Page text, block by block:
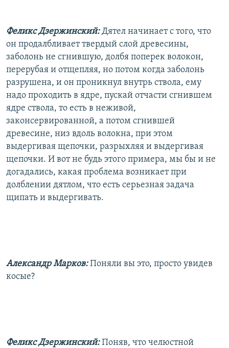
Феликс Дзержинский:Дятел начинает с того, что
он продалбливает твердый слой древесины,
заболонь не сгнившую, долбя поперек волокон,
перерубая и отщепляя, но потом когда заболонь
разрушена, и он проникнул внутрь ствола, ему
надо проходить в ядре, пускай отчасти сгнившем
ядре ствола, то есть в неживой,
законсервированной, а потом сгнившей
древесине, низ вдоль волокна, при этом
выдергивая щепочки, разрыхляя и выдергивая
щепочки. И вот не будь этого примера, мы бы и не
догадались, какая проблема возникает при
долблении дятлом, что есть серьезная задача
щипать и выдергивать.
Александр Марков:Поняли вы это, просто увидев
косые?
Феликс Дзержинский:Поняв, что челюстной